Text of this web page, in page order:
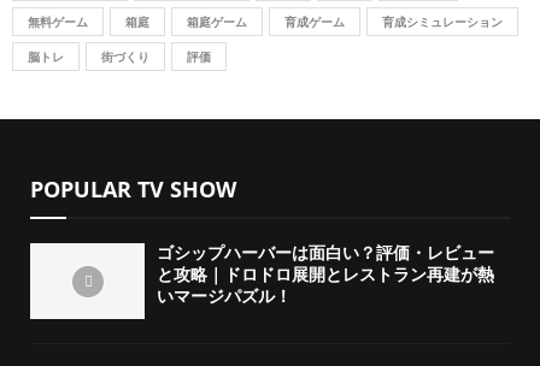
無料ゲーム 箱庭 箱庭ゲーム 育成ゲーム 育成シミュレーション
脳トレ 街づくり 評価
POPULAR TV SHOW
ゴシップハーバーは面白い？評価・レビュー
と攻略｜ドロドロ展開とレストラン再建が熱
いマージパズル！